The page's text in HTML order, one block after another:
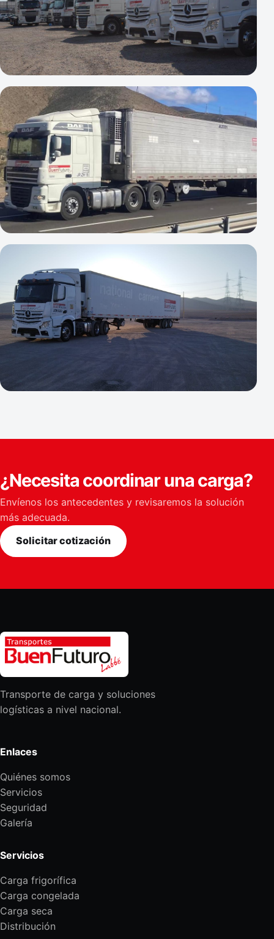
¿Necesita coordinar una carga?
Envíenos los antecedentes y revisaremos la solución
más adecuada.
Solicitar cotización
Transporte de carga y soluciones
logísticas a nivel nacional.
Enlaces
Quiénes somos
Servicios
Seguridad
Galería
Servicios
Carga frigorífica
Carga congelada
Carga seca
Distribución